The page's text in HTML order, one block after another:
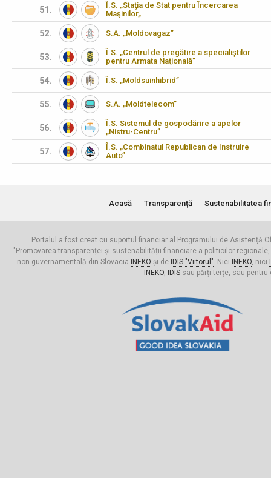
51.
Î.S. „Staţia de Stat pentru Încercarea
Maşinilor„
52. S.A. „Moldovagaz”
53.
Î.S. „Centrul de pregătire a specialiştilor
pentru Armata Naţională”
54. Î.S. „Moldsuinhibrid”
55. S.A. „Moldtelecom”
56.
Î.S. Sistemul de gospodărire a apelor
„Nistru-Centru”
57.
Î.S. „Combinatul Republican de Instruire
Auto”
Acasă Transparenţă Sustenabilitatea
Portalul a fost creat cu suportul financiar al Programului de Asistență
"Promovarea transparenței și sustenabilității financiare a politicilor
non-guvernamentală din Slovacia
INEKO și de IDIS "Viitorul". Nici INEKO, nici
INEKO, IDISsau părți terțe, sau pentru